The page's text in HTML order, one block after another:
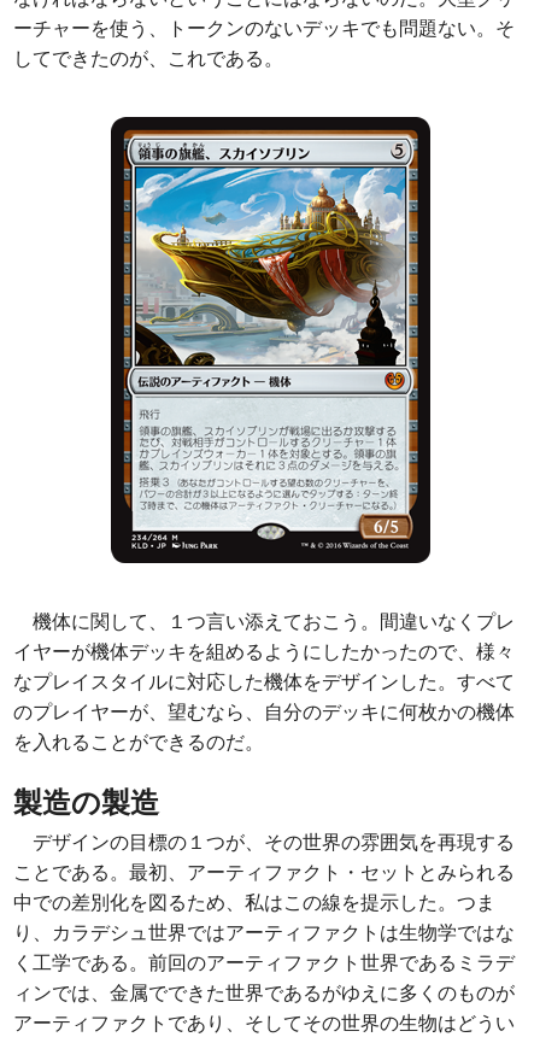
ーチャーを使う、トークンのないデッキでも問題ない。そ
してできたのが、これである。
機体に関して、１つ言い添えておこう。間違いなくプレ
イヤーが機体デッキを組めるようにしたかったので、様々
なプレイスタイルに対応した機体をデザインした。すべて
のプレイヤーが、望むなら、自分のデッキに何枚かの機体
を入れることができるのだ。
製造の製造
デザインの目標の１つが、その世界の雰囲気を再現する
ことである。最初、アーティファクト・セットとみられる
中での差別化を図るため、私はこの線を提示した。つま
り、カラデシュ世界ではアーティファクトは生物学ではな
く工学である。前回のアーティファクト世界であるミラデ
ィンでは、金属でできた世界であるがゆえに多くのものが
アーティファクトであり、そしてその世界の生物はどうい